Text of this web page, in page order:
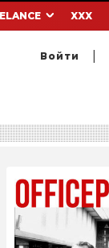
Войти
XXX